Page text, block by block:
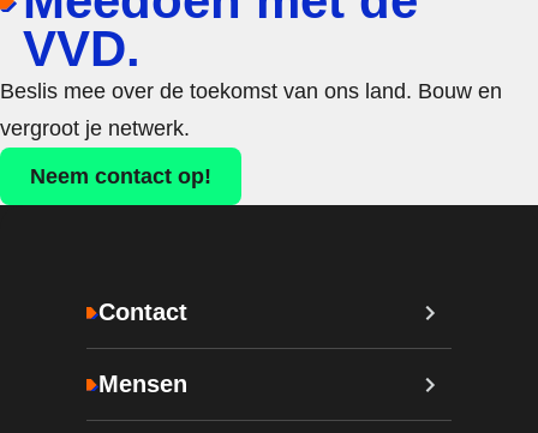
VVD.
Beslis mee over de toekomst van ons land. Bouw en
vergroot je netwerk.
Neem contact op!
Contact
Mensen